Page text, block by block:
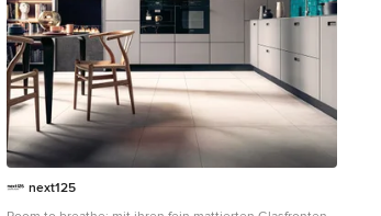
next125